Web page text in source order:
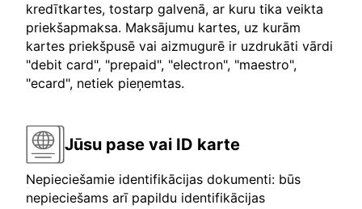
kredītkartes, tostarp galvenā, ar kuru tika veikta
priekšapmaksa. Maksājumu kartes, uz kurām
kartes priekšpusē vai aizmugurē ir uzdrukāti vārdi
"debit card", "prepaid", "electron", "maestro",
"ecard", netiek pieņemtas.
Jūsu pase vai ID karte
Nepieciešamie identifikācijas dokumenti: būs
nepieciešams arī papildu identifikācijas